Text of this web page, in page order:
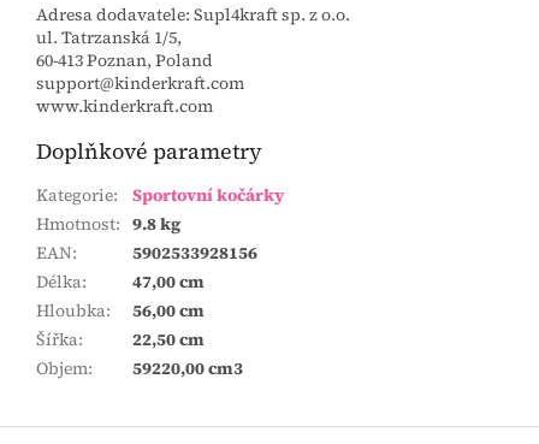
Adresa dodavatele: Supl4kraft sp. z o.o.
ul. Tatrzanská 1/5,
60-413 Poznan, Poland
support@kinderkraft.com
www.kinderkraft.com
Doplňkové parametry
Kategorie:
Sportovní kočárky
Hmotnost: 9.8 kg
EAN:
5902533928156
Délka:
47,00 cm
Hloubka:
56,00 cm
Šířka:
22,50 cm
Objem: 59220,00 cm3